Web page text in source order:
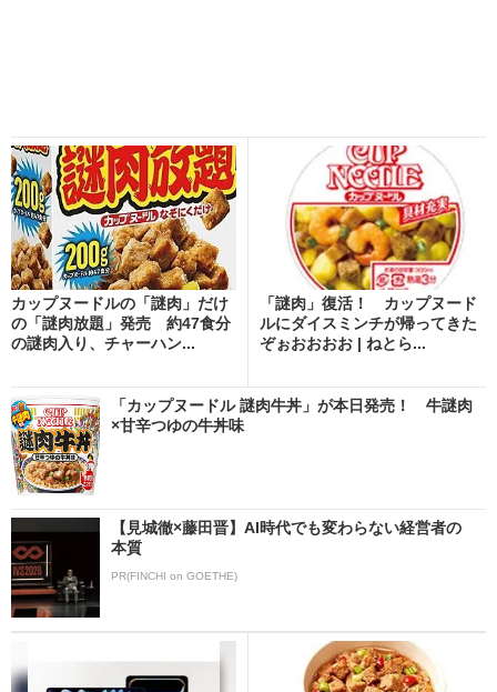
カップヌードルの「謎肉」だけ
の「謎肉放題」発売 約47食分
の謎肉入り、チャーハン...
「謎肉」復活！ カップヌード
ルにダイスミンチが帰ってきた
ぞぉおおおお | ねとら...
「カップヌードル 謎肉牛丼」が本日発売！ 牛謎肉
×甘辛つゆの牛丼味
【見城徹×藤田晋】AI時代でも変わらない経営者の
本質
PR(FINCHI on GOETHE)